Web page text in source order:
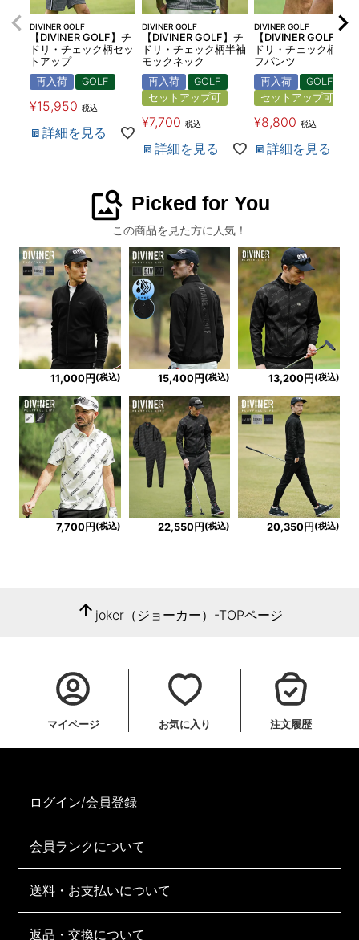
DIVINER GOLF
【DIVINER GOLF】チ
ドリ・チェック柄セッ
トアップ
再入荷
GOLF
¥15,950 税込
詳細を見る
DIVINER GOLF
【DIVINER GOLF】チ
ドリ・チェック柄半袖
モックネック
再入荷
GOLF
セットアップ可
¥7,700 税込
詳細を見る
DIVINER GOLF
【DIVINER GOLF】チ
ドリ・チェック柄ハー
フパンツ
再入荷
GOLF
セットアップ可
¥8,800 税込
詳細を見る
image_search Picked for You
この商品を見た方に人気！
11,000円 (税込) 15,400円 (税込) 13,200円 (税込)
7,700円 (税込) 22,550円 (税込) 20,350円 (税込)
arrow_upward joker（ジョーカー）-TOPページ
マイページ お気に入り 注文履歴
ログイン/会員登録
会員ランクについて
送料・お支払いについて
返品・交換について